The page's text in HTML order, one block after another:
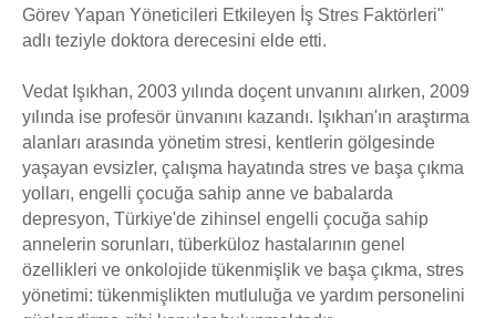
Görev Yapan Yöneticileri Etkileyen İş Stres Faktörleri"
adlı teziyle doktora derecesini elde etti.
Vedat Işıkhan, 2003 yılında doçent unvanını alırken, 2009
yılında ise profesör ünvanını kazandı. Işıkhan'ın araştırma
alanları arasında yönetim stresi, kentlerin gölgesinde
yaşayan evsizler, çalışma hayatında stres ve başa çıkma
yolları, engelli çocuğa sahip anne ve babalarda
depresyon, Türkiye'de zihinsel engelli çocuğa sahip
annelerin sorunları, tüberküloz hastalarının genel
özellikleri ve onkolojide tükenmişlik ve başa çıkma, stres
yönetimi: tükenmişlikten mutluluğa ve yardım personelini